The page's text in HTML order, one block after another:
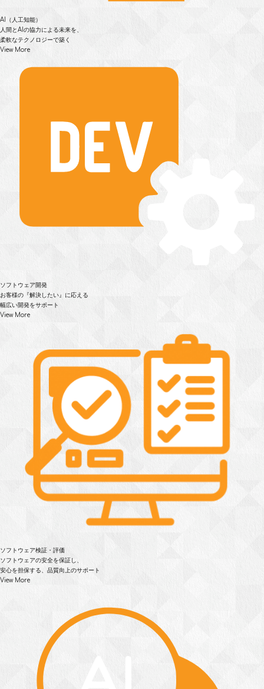
AI（人工知能）
人間とAIの協力による未来を、
柔軟なテクノロジーで築く
View More
ソフトウェア開発
お客様の『解決したい』に応える
幅広い開発をサポート
View More
ソフトウェア検証・評価
ソフトウェアの安全を保証し、
安心を担保する、品質向上のサポート
View More